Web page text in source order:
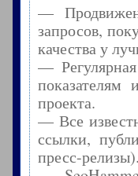
—
запросов,
качества у
—
показателям
проекта.
— Все
ссылки,
пресс-релизы).